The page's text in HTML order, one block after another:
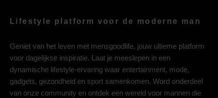
Lifestyle platform voor de moderne man
Geniet van het leven met mensgoodlife, jouw ultieme platform
voor dagelijkse inspiratie. Laat je meeslepen in een
dynamische lifestyle-ervaring waar entertainment, mode,
gadgets, gezondheid en sport samenkomen. Word onderdeel
van onze community en ontdek een wereld voor mannen die